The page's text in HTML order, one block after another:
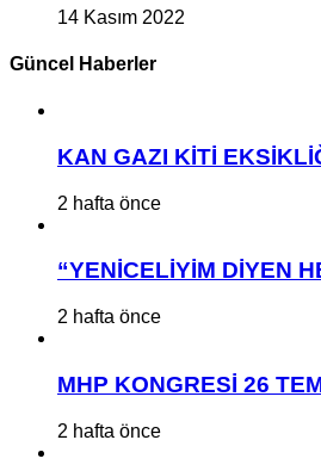
14 Kasım 2022
Güncel Haberler
KAN GAZI KİTİ
2 hafta önce
“YENİCELİYİM DİYEN
2 hafta önce
MHP KONGRESİ 26
2 hafta önce